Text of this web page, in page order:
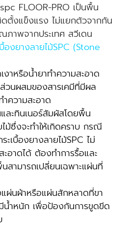
FLOOR-PRO เป็นพื้น
ตั้งแข็งแรง ไม่แยกตัวจากกัน
ภาพจากประเทศ สวีเดน
องยางลายไม้SPC (Stone
งาหรือน้ำยาทำความสะอาด
วนผสมของสารเคมีที่มีผล
ความสะอาด
และทินเนอร์สัมผัสโดยพื้น
ไม้ซึ่งจะทำให้เกิดคราบ กรณี
เบื้องยางลายไม้SPC ไม่
ะอาดได้ ต้องทำการรื้อและ
สามารถเปลี่ยนเฉพาะแผ่นที่
แผ่นผ้าหรือแผ่นสักหลาดที่ขา
น้ำหนัก เพื่อป้องกันการขูดขีด